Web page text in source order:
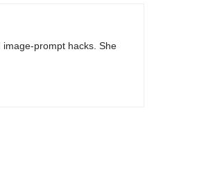
prompt hacks. She